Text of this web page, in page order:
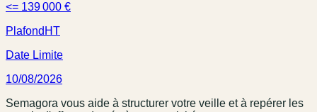
<= 139 000 €
Plafond HT
Date Limite
10/08/2026
Semagora vous aide à structurer votre veille et à repérer les